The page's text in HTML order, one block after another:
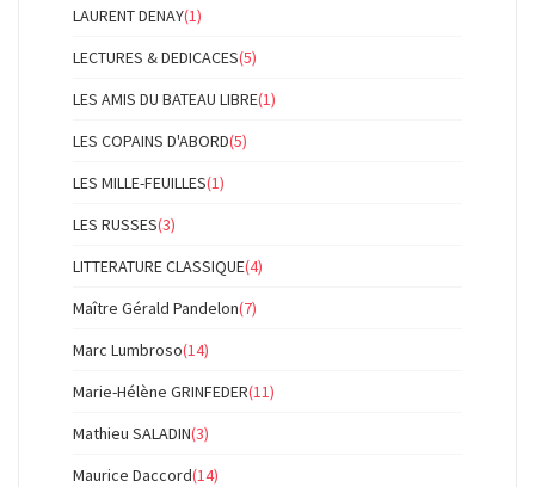
LAURENT DENAY(1)
LECTURES & DEDICACES(5)
LES AMIS DU BATEAU LIBRE(1)
LES COPAINS D'ABORD(5)
LES MILLE-FEUILLES(1)
LES RUSSES(3)
LITTERATURE CLASSIQUE(4)
Maître Gérald Pandelon(7)
Marc Lumbroso(14)
Marie-Hélène GRINFEDER(11)
Mathieu SALADIN(3)
Maurice Daccord(14)